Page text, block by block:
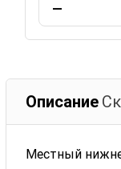
—
Описание
Местный